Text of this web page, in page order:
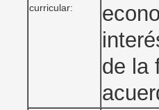
curricular:
de la